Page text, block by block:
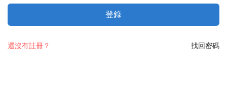
登錄
找回密碼
還沒有註冊？